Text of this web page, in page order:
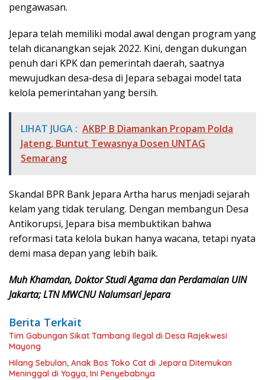
pengawasan.
Jepara telah memiliki modal awal dengan program yang
telah dicanangkan sejak 2022. Kini, dengan dukungan
penuh dari KPK dan pemerintah daerah, saatnya
mewujudkan desa-desa di Jepara sebagai model tata
kelola pemerintahan yang bersih.
LIHAT JUGA : AKBP B Diamankan Propam Polda
Jateng, Buntut Tewasnya Dosen UNTAG
Semarang
Skandal BPR Bank Jepara Artha harus menjadi sejarah
kelam yang tidak terulang. Dengan membangun Desa
Antikorupsi, Jepara bisa membuktikan bahwa
reformasi tata kelola bukan hanya wacana, tetapi nyata
demi masa depan yang lebih baik.
Muh Khamdan, Doktor Studi Agama dan Perdamaian UIN
Jakarta; LTN MWCNU Nalumsari Jepara
Berita Terkait
Tim Gabungan Sikat Tambang Ilegal di Desa Rajekwesi
Mayong
Hilang Sebulan, Anak Bos Toko Cat di Jepara Ditemukan
Meninggal di Yogya, Ini Penyebabnya